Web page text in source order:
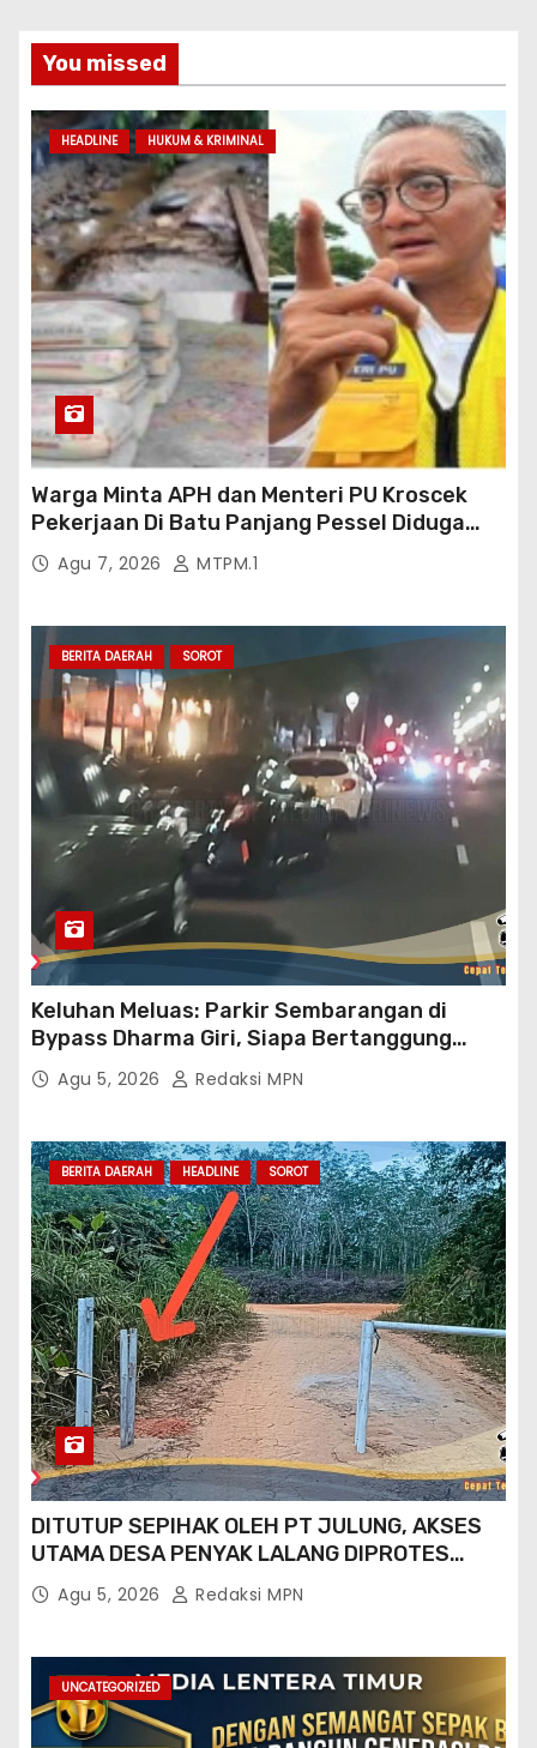
You missed
HEADLINE HUKUM & KRIMINAL
Warga Minta APH dan Menteri PU Kroscek
Pekerjaan Di Batu Panjang Pessel Diduga
Banyak Cacat Mutu Dan Kurang Volume
Satuan Pekerjaan Dan Bisa Bisanya
Padang
Agu 7, 2026 MTPM.1
BERITA DAERAH SOROT
Keluhan Meluas: Parkir Sembarangan di
Bypass Dharma Giri, Siapa Bertanggung
Jawab?
Agu 5, 2026 Redaksi MPN
BERITA DAERAH HEADLINE SOROT
DITUTUP SEPIHAK OLEH PT JULUNG, AKSES
UTAMA DESA PENYAK LALANG DIPROTES
KADES DAN GPN 08
Agu 5, 2026 Redaksi MPN
UNCATEGORIZED